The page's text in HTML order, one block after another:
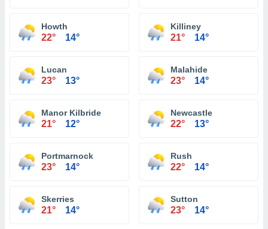
Howth
22° 14°
Killiney
21° 14°
Lucan
23° 13°
Malahide
23° 14°
Manor Kilbride
21° 12°
Newcastle
22° 13°
Portmarnock
23° 14°
Rush
22° 14°
Skerries
21° 14°
Sutton
23° 14°